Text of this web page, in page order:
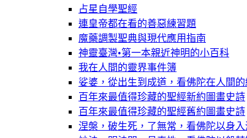
占星自學聖經
連皇帝都在看的善惡練習題
魔藥調製聖典與現代應用指南
神靈臺灣•第一本親近神明的小百科
我在人間的靈界事件簿
娑婆，從出生到成道，看佛陀在人間
百年來最值得珍藏的聖經新約圖畫史詩
百年來最值得珍藏的聖經舊約圖畫史詩
涅槃，破生死，了無常，看佛陀以身入